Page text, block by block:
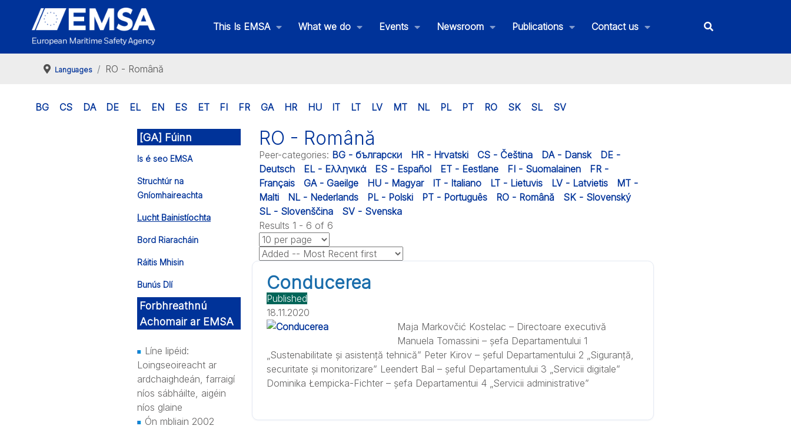
This Is EMSA What we do Events Newsroom Publications Contact us
Languages RO - Română
BG CS DA DE EL EN ES ET FI FR GA HR HU IT LT LV MT NL PL PT RO SK SL SV
[GA] Fúinn
Is é seo EMSA
Struchtúr na
Gníomhaireachta
Lucht Bainistíochta
Bord Riaracháin
Ráitis Mhisin
Bunús Dlí
Forbhreathnú
Achomair ar EMSA
Líne lipéid:
Loingseoireacht ar
ardchaighdeán, farraigí
níos sábháilte, aigéin
níos glaine
Ón mbliain 2002
RO - Română
Peer-categories: BG - български HR - Hrvatski CS - Čeština DA - Dansk
DE -
Deutsch
EL - Ελληνικά ES - Español ET - Eestlane FI - Suomalainen
FR -
Français
GA - Gaeilge HU - Magyar IT - Italiano LT - Lietuvis LV - Latvietis
MT -
Malti
NL - Nederlands PL - Polski PT - Português RO - Română
SK - Slovenský
SL - Slovenščina
SV - Svenska
Results 1 - 6 of 6
Conducerea
Published
18.11.2020
Maja Markovčić Kostelac – Directoare executivă
Manuela Tomassini – șefa Departamentului 1
„Sustenabilitate și asistență tehnică” Peter Kirov – șeful Departamentului 2 „Siguranță,
securitate și monitorizare” Leendert Bal – șeful Departamentului 3 „Servicii digitale”
Dominika Łempicka-Fichter – șefa Departamentui 4 „Servicii administrative”